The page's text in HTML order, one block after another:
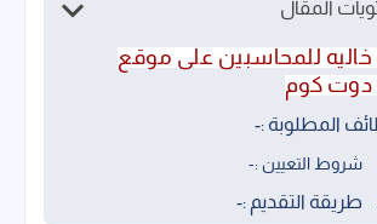
المقال
للمحاسبين على موقع
دوت كوم
المطلوبة :-
شروط التعيين :-
طريقة التقديم :-